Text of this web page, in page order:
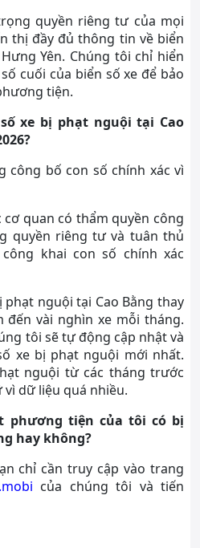
quyền riêng tư của mọi
thị đầy đủ thông tin về biển
Yên. Chúng tôi chỉ hiển
cuối của biển số xe để bảo
tiện.
xe bị phạt nguội tại Cao
công bố con số chính xác vì
cơ quan có thẩm quyền công
quyền riêng tư và tuân thủ
khai con số chính xác
phạt nguội tại Cao Bằng thay
vài nghìn xe mỗi tháng.
tôi sẽ tự động cập nhật và
xe bị phạt nguội mới nhất.
nguội từ các tháng trước
dữ liệu quá nhiều.
phương tiện của tôi có bị
hay không?
chỉ cần truy cập vào trang
của chúng tôi và tiến